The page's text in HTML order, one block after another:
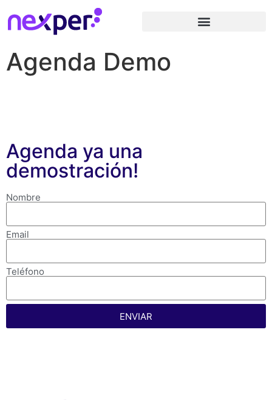
Agenda Demo
Agenda ya una
demostración!
Nombre
Email
Teléfono
ENVIAR